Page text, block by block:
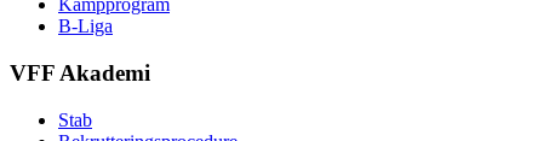
Kampprogram
B-Liga
VFF Akademi
Stab